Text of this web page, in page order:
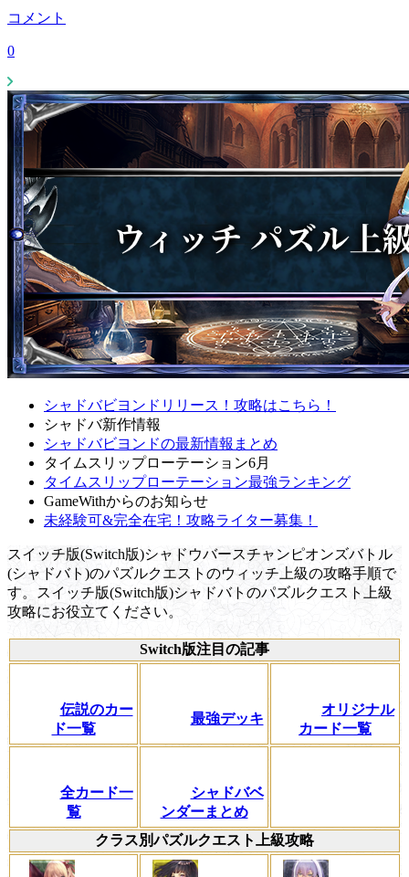
コメント
0
シャドバビヨンドリリース！攻略はこちら！
シャドバ新作情報
シャドバビヨンドの最新情報まとめ
タイムスリップローテーション6月
タイムスリップローテーション最強ランキング
GameWithからのお知らせ
未経験可&完全在宅！攻略ライター募集！
スイッチ版(Switch版)シャドウバースチャンピオンズバトル
(シャドバト)のパズルクエストのウィッチ上級の攻略手順で
す。スイッチ版(Switch版)シャドバトのパズルクエスト上級
攻略にお役立てください。
Switch版注目の記事
伝説のカー
ド一覧
最強デッキ
オリジナル
カード一覧
全カード一
覧
シャドバベ
ンダーまとめ
クラス別パズルクエスト上級攻略